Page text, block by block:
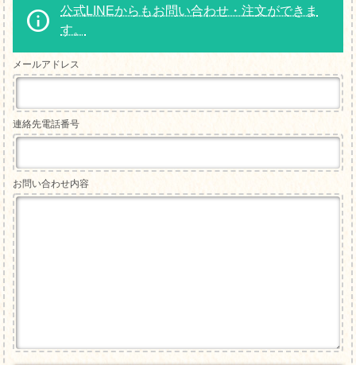
公式LINEからもお問い合わせ・注文ができま
す。
メールアドレス
連絡先電話番号
お問い合わせ内容